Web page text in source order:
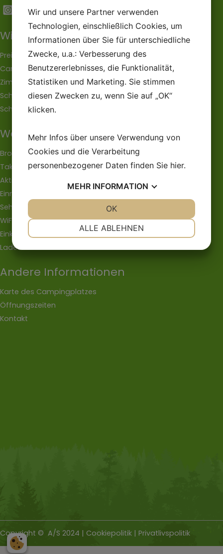
Wir können anbeiten
Preise
Campinghütten
Zimmer
Schutzhütten
Schwimmbad
Während Ihres Besuchs
Brotbestellung
Take Away
Aktivitäten
Einrichtungen
Sehenwürdigkeiten
WiFi
Einkaufsgelegenheiten
Ladestation
Andere Informationen
Karte des Campingplatzes
Öffnungszeiten
Kontakt
Copyright © A/S 2024 | Cookiepolitik | Privatlivspolitik
Wir und unsere Partner verwenden
Technologien, einschließlich Cookies, um
Informationen über Sie für unterschiedliche
Zwecke, u.a.: Verbesserung des
Benutzererlebnisses, die Funktionalität,
Statistiken und Marketing. Sie stimmen
diesen Zwecken zu, wenn Sie auf „OK“
klicken.
Mehr Infos über unsere Verwendung von
Cookies und die Verarbeitung
personenbezogener Daten finden Sie hier.
MEHR INFORMATION
ALLE ABLEHNEN
OK